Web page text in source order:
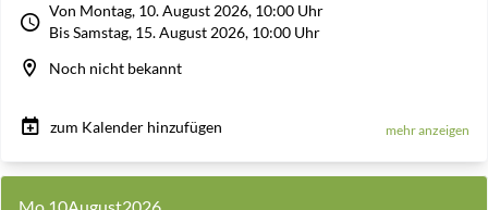
Von Montag, 10. August 2026, 10:00 Uhr
Bis Samstag, 15. August 2026, 10:00 Uhr
Noch nicht bekannt
zum Kalender hinzufügen mehr anzeigen